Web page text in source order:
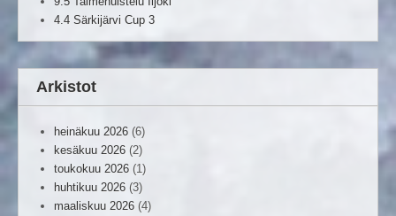
4.4 Särkijärvi Cup 3
Arkistot
heinäkuu 2026 (6)
kesäkuu 2026 (2)
toukokuu 2026 (1)
huhtikuu 2026 (3)
maaliskuu 2026 (4)